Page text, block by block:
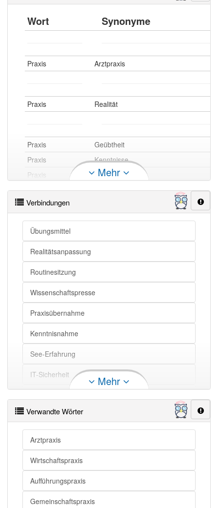
Wort Synonyme
Praxis Arztpraxis
Praxis Realität
Praxis
Geübtheit
Praxis
Kenntnisse
Praxis
Kenntnis
Praxis
Wissen
Praxis
Praxis
Sicherheit
Praxis
Praxis
Praxis
Erfahrung
Praxis openthesaurus
Mehr
Verbindungen
Übungsmittel
Realitätsanpassung
Routinesitzung
Wissenschaftspresse
Praxisübernahme
Kenntnisnahme
See-Erfahrung
IT-Sicherheit
Arztpraxis
Kenntnisstand
Mehr
Verwandte Wörter
Arztpraxis
Wirtschaftspraxis
Aufführungspraxis
Gemeinschaftspraxis